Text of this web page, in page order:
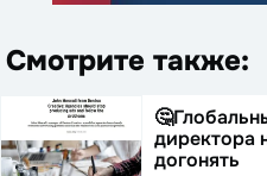
Смотрите также:
директора
догонять